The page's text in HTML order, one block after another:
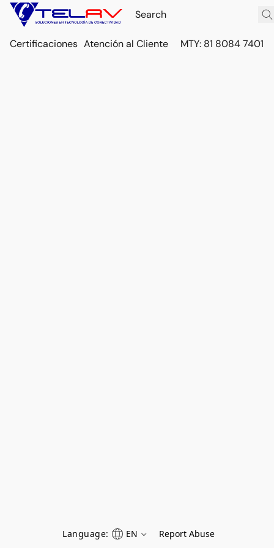
Certificaciones Atención al Cliente MTY: 81 8084 7401
Language: EN Report Abuse